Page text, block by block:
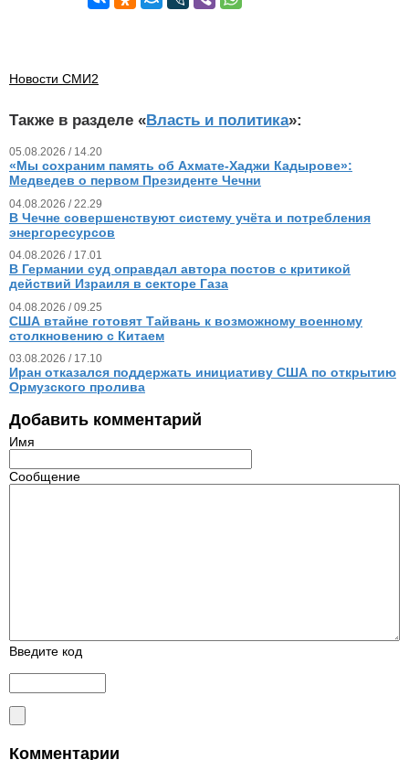
Новости СМИ2
Также в разделе «Власть и политика»:
05.08.2026 / 14.20
«Мы сохраним память об Ахмате-Хаджи Кадырове»:
Медведев о первом Президенте Чечни
04.08.2026 / 22.29
В Чечне совершенствуют систему учёта и потребления
энергоресурсов
04.08.2026 / 17.01
В Германии суд оправдал автора постов с критикой
действий Израиля в секторе Газа
04.08.2026 / 09.25
США втайне готовят Тайвань к возможному военному
столкновению с Китаем
03.08.2026 / 17.10
Иран отказался поддержать инициативу США по открытию
Ормузского пролива
Добавить комментарий
Имя
Сообщение
Введите код
Комментарии